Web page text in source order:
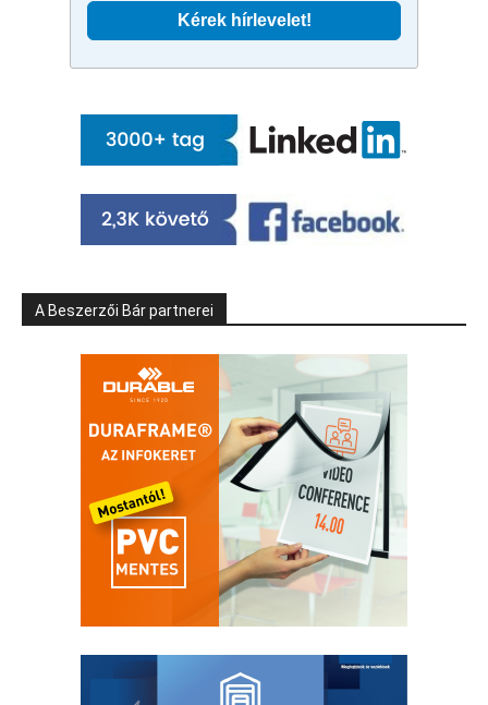
A Beszerzői Bár partnerei